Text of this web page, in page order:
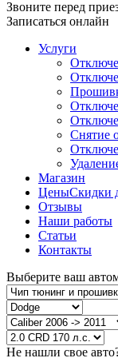
Звоните перед
Записаться онлайн
Услуги
Снятие
Магазин
ЦеныСкидки
Отзывы
Наши работы
Статьи
Контакты
Выберите ваш
Не нашли свое